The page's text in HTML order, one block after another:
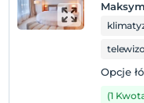
Dzieci)
1 dla każdego
2 dla każdego
Opcje
(1